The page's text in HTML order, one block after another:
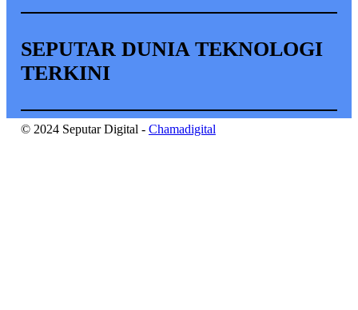
SEPUTAR DUNIA TEKNOLOGI
TERKINI
© 2024 Seputar Digital - Chamadigital